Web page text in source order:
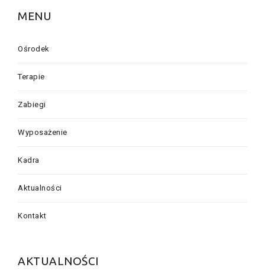
MENU
Ośrodek
Terapie
Zabiegi
Wyposażenie
Kadra
Aktualności
Kontakt
AKTUALNOŚCI